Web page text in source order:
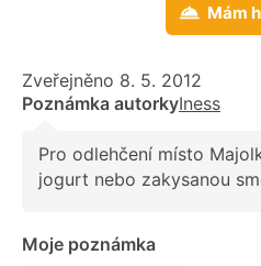
Mám
Zveřejněno 8. 5. 2012
Poznámka autorkyIness
Pro odlehčení místo
jogurt nebo zakysanou
Moje poznámka